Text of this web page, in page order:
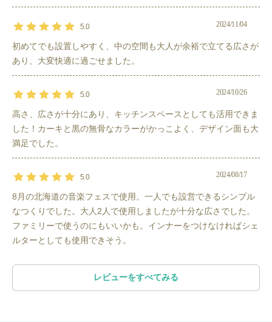
おすすめポイント
っこまでかなり高さを感じることができます。
インナーを吊るすタイプなので、寝るまでは、テーブルなどを並
るして眠るというスタイルも可能です。
スカートもついているので寒い時期のキャンプでも風が吹き込み
ません。
寝る用のテントとは別に日中のリビングスペースとしての利用が
各パネルをひらけば風通しがよく、閉め切ればおこもりでのキャ
ンプも可能です。
その他
無骨なカラーがかっこよく人とも被らないところが嬉しい。The
North Faceならではの高クオリティ。リビングとしても、寝室と
お座敷スタイルとの相性も抜群です！
5.0 2024/11/04
初めてでも設置しやすく、中の空間も大人が余裕で立てる広さが
あり、大変快適に過ごせました。
5.0 2024/10/26
高さ、広さが十分にあり、キッチンスペースとしても活用できま
した！カーキと黒の無骨なカラーがかっこよく、デザイン面も大
満足でした。
5.0 2024/08/17
8月の北海道の音楽フェスで使用。一人でも設営できるシンプル
なつくりでした。大人2人で使用しましたが十分な広さでした。
ファミリーで使うのにもいいかも。インナーをつけなければシェ
ルターとしても使用できそう。
レビューをすべてみる